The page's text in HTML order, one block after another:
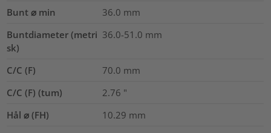
Bunt ⌀ min
36.0 mm
Buntdiameter (metri
sk)
36.0-51.0 mm
C/C (F) 70.0 mm
C/C (F) (tum)
2.76 "
Hål ⌀ (FH)
10.29 mm